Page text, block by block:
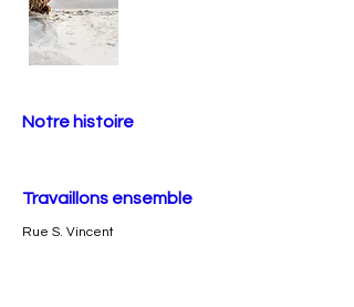
Notre histoire
Travaillons ensemble
Rue S. Vincent